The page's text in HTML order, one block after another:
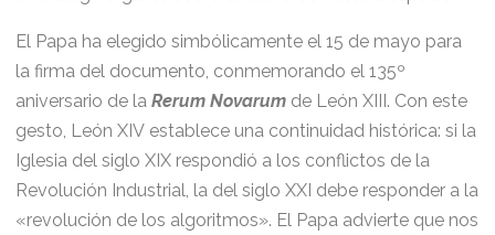
El Papa ha elegido simbólicamente el 15 de mayo para
la firma del documento, conmemorando el 135º
aniversario de la Rerum Novarum de León XIII. Con este
gesto, León XIV establece una continuidad histórica: si la
Iglesia del siglo XIX respondió a los conflictos de la
Revolución Industrial, la del siglo XXI debe responder a la
«revolución de los algoritmos». El Papa advierte que nos